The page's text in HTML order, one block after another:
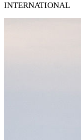
INTERNATIONAL